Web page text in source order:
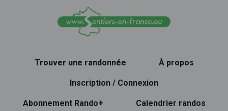
Trouver une randonnée À propos
Inscription / Connexion
Abonnement Rando+ Calendrier randos